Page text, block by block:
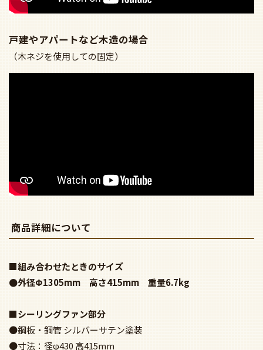
戸建やアパートなど木造の場合
（木ネジを使用しての固定）
商品詳細について
■組み合わせたときのサイズ
●外径Φ1305mm 高さ415mm 重量6.7kg
■シーリングファン部分
●鋼板・鋼管 シルバーサテン塗装
●寸法：径φ430 高415mm